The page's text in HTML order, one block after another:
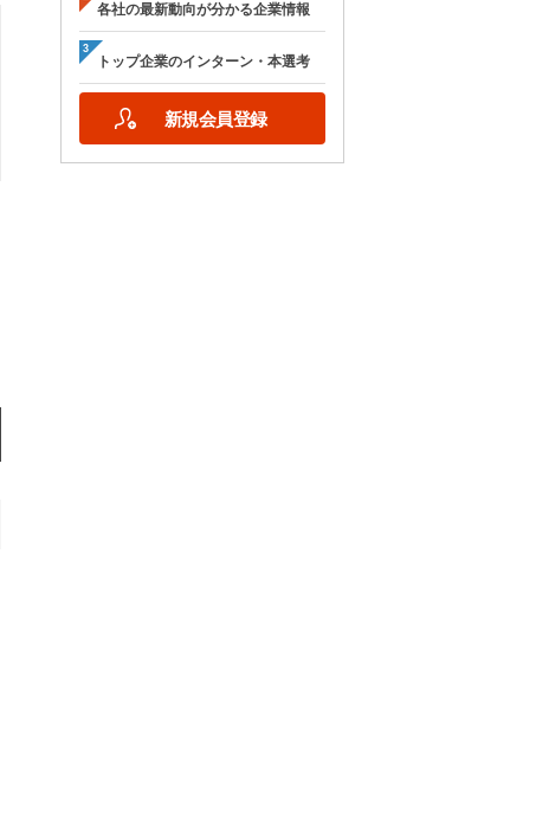
各社の最新動向が分かる企業情報
トップ企業のインターン・本選考
新規会員登録